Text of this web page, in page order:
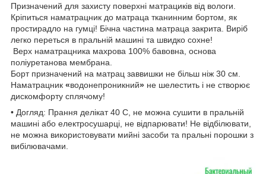
Призначений для захисту поверхні матрациків від вологи.
Кріпиться наматрацник до матраца тканинним бортом, як
простирадло на гумці! Бічна частина матраца закрита. Виріб
легко переться в пральній машині та швидко сохне!
Верх наматрацника махрова 100% бавовна, основа
поліуретанова мембрана.
Борт призначений на матрац заввишки не більш ніж 30 см.
Наматрацник «водонепроникний» не шелестить і не створює
дискомфорту сплячому!
• Догляд: Прання делікат 40 С, не можна сушити в пральній
машині або електросушарці, не відпарювати! Не відбілювати,
не можна використовувати мийні засоби та пральні порошки з
вибілювачами.